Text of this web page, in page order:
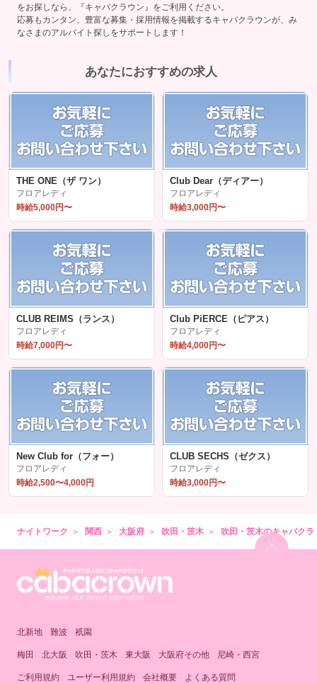
をお探しなら、『キャバクラウン』をご利用ください。
応募もカンタン、豊富な募集・採用情報を掲載するキャバクラウンが、み
なさまのアルバイト探しをサポートします！
あなたにおすすめの求人
THE ONE（ザ ワン）
フロアレディ
時給5,000円〜
Club Dear（ディアー）
フロアレディ
時給3,000円〜
CLUB REIMS（ランス）
フロアレディ
時給7,000円〜
Club PiERCE（ピアス）
フロアレディ
時給4,000円〜
New Club for（フォー）
フロアレディ
時給2,500〜4,000円
CLUB SECHS（ゼクス）
フロアレディ
時給3,000円〜
ナイトワーク 関西 大阪府 吹田・茨木 吹田・茨木のキャバクラ
北新地 難波 祇園
梅田 北大阪 吹田・茨木 東大阪 大阪府その他 尼崎・西宮
ご利用規約 ユーザー利用規約 会社概要 よくある質問